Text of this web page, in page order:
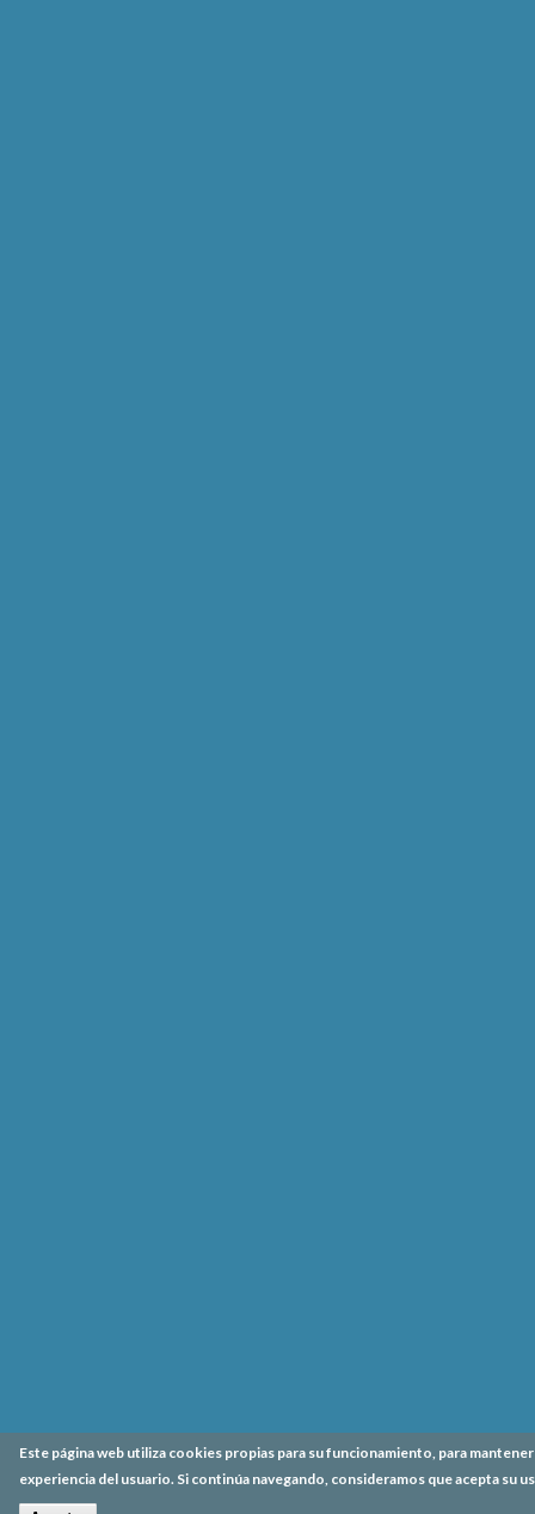
Este página web utiliza cookies propias para su funcionamiento, para
experiencia del usuario. Si continúa navegando, consideramos que acepta su